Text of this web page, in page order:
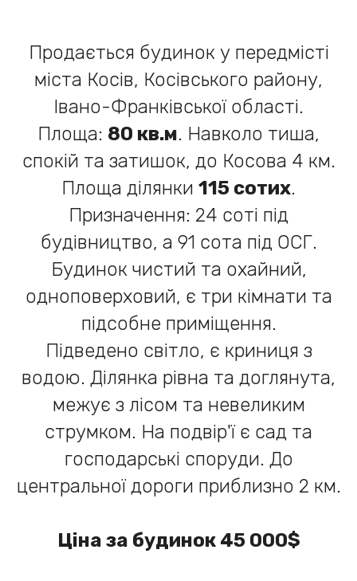
Продається будинок у передмісті
міста Косів, Косівського району,
Івано-Франківської області.
Площа: 80 кв.м. Навколо тиша,
спокій та затишок, до Косова 4 км.
Площа ділянки 115 сотих.
Призначення: 24 соті під
будівництво, а 91 сота під ОСГ.
Будинок чистий та охайний,
одноповерховий, є три кімнати та
підсобне приміщення.
Підведено світло, є криниця з
водою. Ділянка рівна та доглянута,
межує з лісом та невеликим
струмком. На подвір'ї є сад та
господарські споруди. До
центральної дороги приблизно 2 км.
Ціна за будинок 45 000$